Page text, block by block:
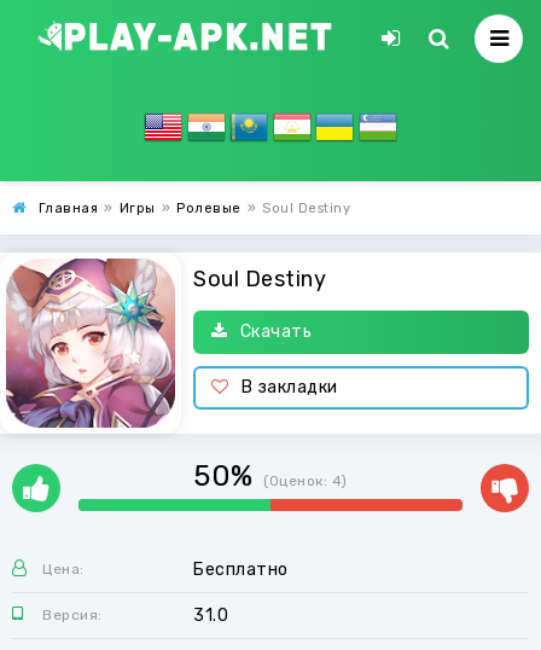
Главная » Игры » Ролевые » Soul Destiny
Soul Destiny
Скачать
В закладки
50% (Оценок: 4)
Цена: Бесплатно
Версия: 31.0